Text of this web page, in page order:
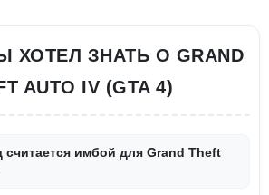
ХОТЕЛ ЗНАТЬ О GRAND
AUTO IV (GTA 4)
считается имбой для Grand Theft